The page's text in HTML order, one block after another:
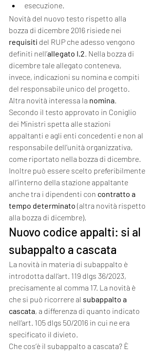
esecuzione.
Novità del nuovo testo rispetto alla
bozza di dicembre 2016 risiede nei
requisiti del RUP che adesso vengono
definiti nell’allegato I.2. Nella bozza di
dicembre tale allegato conteneva,
invece, indicazioni su nomina e compiti
del responsabile unico del progetto.
Altra novità interessa la nomina.
Secondo il testo approvato in Coniglio
dei Ministri spetta alle stazioni
appaltanti e agli enti concedenti e non al
responsabile dell’unità organizzativa,
come riportato nella bozza di dicembre.
Inoltre può essere scelto preferibilmente
all’interno della stazione appaltante
anche tra i dipendenti con contratto a
tempo determinato (altra novità rispetto
alla bozza di dicembre).
Nuovo codice appalti: si al
subappalto a cascata
La novità in materia di subappalto è
introdotta dall’art. 119 dlgs 36/2023,
precisamente al comma 17. La novità è
che si può ricorrere al subappalto a
cascata, a differenza di quanto indicato
nell’art. 105 dlgs 50/2016 in cui ne era
specificato il divieto.
Che cos’è il subappalto a cascata? È